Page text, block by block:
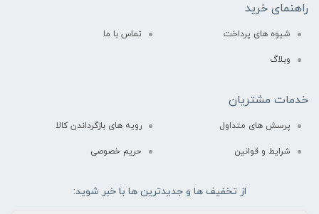
راهنمای خرید
شیوه های پرداخت تماس با ما
وبلاگ
خدمات مشتریان
پرسش های متداول رویه های بازگرداندن کالا
شرایط و قوانین حریم خصوصی
از تخفیف ها و جدیدترین ها با خبر شوید: